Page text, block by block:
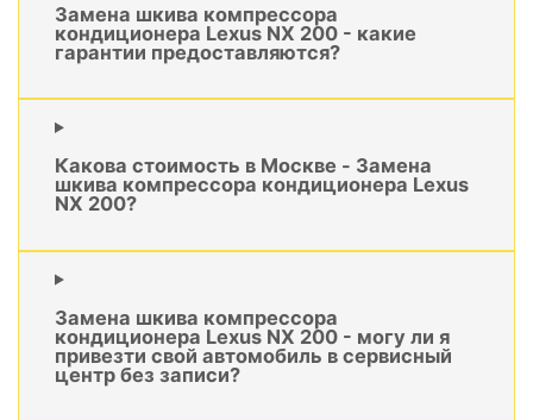
Замена шкива компрессора
кондиционера Lexus NX 200 - какие
гарантии предоставляются?
Какова стоимость в Москве - Замена
шкива компрессора кондиционера Lexus
NX 200?
Замена шкива компрессора
кондиционера Lexus NX 200 - могу ли я
привезти свой автомобиль в сервисный
центр без записи?